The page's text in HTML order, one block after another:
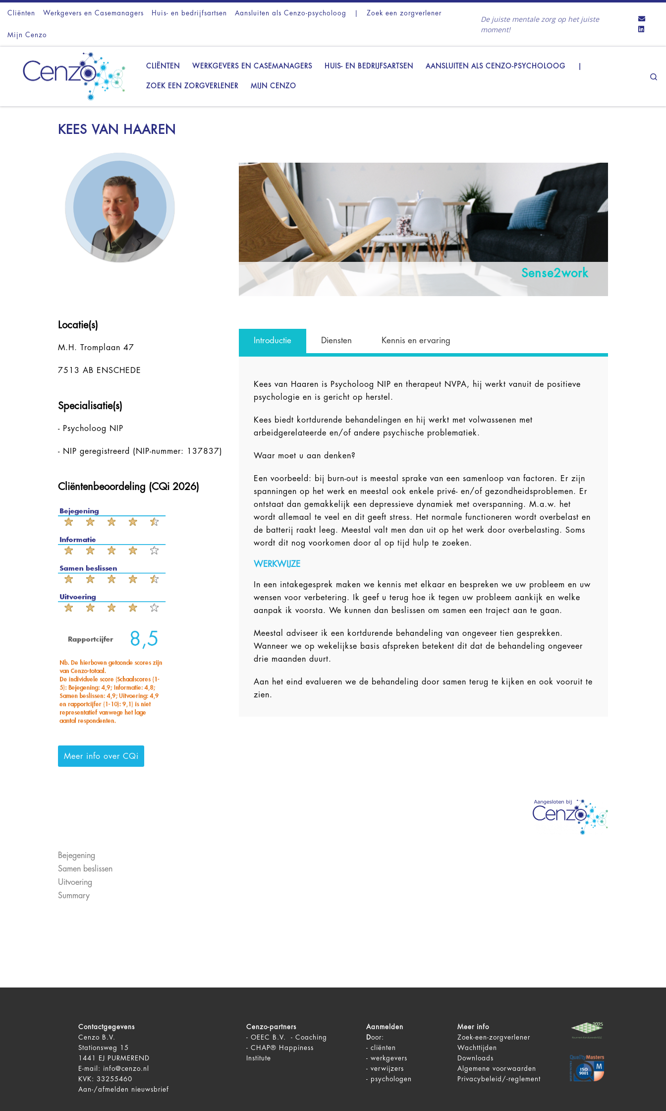
Ga naar inhoud
Cliënten Werkgevers en Casemanagers Huis- en bedrijfsartsen Aansluiten als Cenzo-psycholoog Zoek een zorgverlener
Mijn Cenzo
De juiste mentale zorg op het juiste
moment!
CLIËNTEN WERKGEVERS EN CASEMANAGERS HUIS- EN BEDRIJFSARTSEN AANSLUITEN ALS CENZO-PSYCHOLOOG
ZOEK EEN ZORGVERLENER MIJN CENZO
KEES VAN HAAREN
Sense2work
Locatie(s)
M.H. Tromplaan 47
7513 AB ENSCHEDE
Specialisatie(s)
- Psycholoog NIP
- NIP geregistreerd (NIP-nummer: 137837)
Cliëntenbeoordeling (CQi 2026)
Meer info over CQi
Introductie Diensten Kennis en ervaring
Kees van Haaren is Psycholoog NIP en therapeut NVPA, hij werkt vanuit de positieve
psychologie en is gericht op herstel.
Kees biedt kortdurende behandelingen en hij werkt met volwassenen met
arbeidgerelateerde en/of andere psychische problematiek.
Waar moet u aan denken?
Een voorbeeld: bij burn-out is meestal sprake van een samenloop van factoren. Er zijn
spanningen op het werk en meestal ook enkele privé- en/of gezondheidsproblemen. Er
ontstaat dan gemakkelijk een depressieve dynamiek met overspanning. M.a.w. het
wordt allemaal te veel en dit geeft stress. Het normale functioneren wordt overbelast en
de batterij raakt leeg. Meestal valt men dan uit op het werk door overbelasting. Soms
wordt dit nog voorkomen door al op tijd hulp te zoeken.
WERKWIJZE
In een intakegesprek maken we kennis met elkaar en bespreken we uw probleem en uw
wensen voor verbetering. Ik geef u terug hoe ik tegen uw probleem aankijk en welke
aanpak ik voorsta. We kunnen dan beslissen om samen een traject aan te gaan.
Meestal adviseer ik een kortdurende behandeling van ongeveer tien gesprekken.
Wanneer we op wekelijkse basis afspreken betekent dit dat de behandeling ongeveer
drie maanden duurt.
Aan het eind evalueren we de behandeling door samen terug te kijken en ook vooruit te
zien.
Bejegening
Samen beslissen
Uitvoering
Summary
Contactgegevens
Cenzo B.V.
Stationsweg 15
1441 EJ PURMEREND
E-mail:
info@cenzo.nl
KVK: 33255460
Aan-/afmelden
nieuwsbrief
Cenzo-partners
- OEEC B.V. - Coaching
- CHAP® Happiness
Institute
Aanmelden
Door:
-cliënten
-werkgevers
-verwijzers
- psychologen
Meer info
Zoek-een-zorgverlener
Wachttijden
Downloads
Algemene voorwaarden
Privacybeleid/-reglement